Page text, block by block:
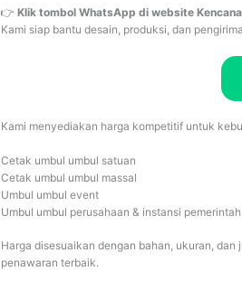
👉 Klik tombol WhatsApp di website
Kami siap bantu desain, produksi, dan
Kami menyediakan harga kompetitif untuk
Cetak umbul umbul satuan
Cetak umbul umbul massal
Umbul umbul event
Umbul umbul perusahaan & instansi pemerintah
Harga disesuaikan dengan bahan, ukuran,
penawaran terbaik.